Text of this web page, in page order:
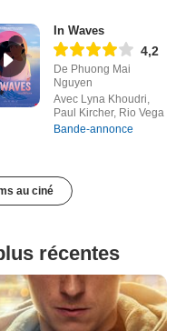
In Waves
4,2
De Phuong Mai
Nguyen
Avec Lyna Khoudri,
Paul Kircher, Rio Vega
Bande-annonce
au ciné
récentes